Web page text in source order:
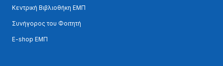
Κεντρική Βιβλιοθήκη ΕΜΠ
Συνήγορος του Φοιτητή
E-shop ΕΜΠ